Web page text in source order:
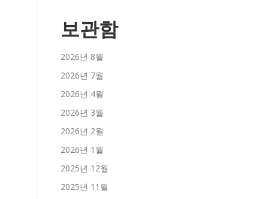
보관함
2026년 8월
2026년 7월
2026년 4월
2026년 3월
2026년 2월
2026년 1월
2025년 12월
2025년 11월